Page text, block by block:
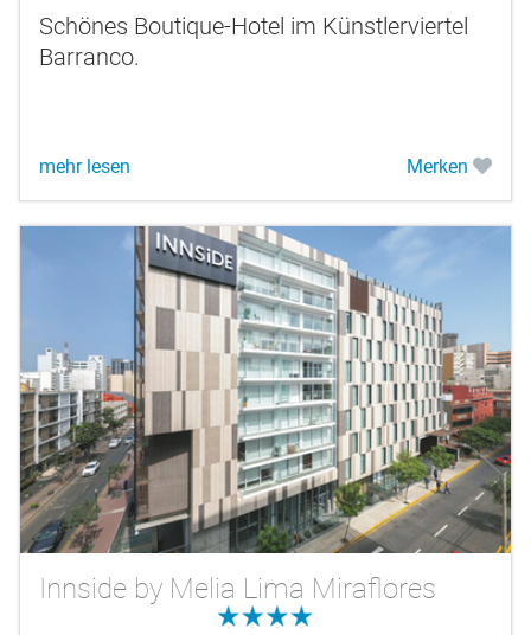
Schönes Boutique-Hotel im Künstlerviertel
Barranco.
mehr lesen Merken
Innside by Melia Lima Miraflores
4.0